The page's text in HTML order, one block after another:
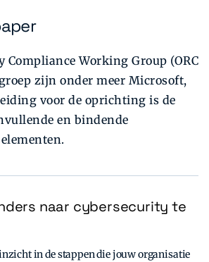
Working Group (ORC
zijn onder meer Microsoft,
voor de oprichting is de
en bindende
naar cybersecurity te
in de stappen die jouw organisatie